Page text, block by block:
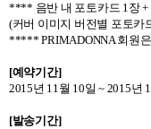
**** 음반 내 포토카드 1장 +
(커버 이미지 버전별 포토카
***** PRIMADONNA회원은
[예약기간]
2015년 11월 10일 ~ 2015년
[발송기간]